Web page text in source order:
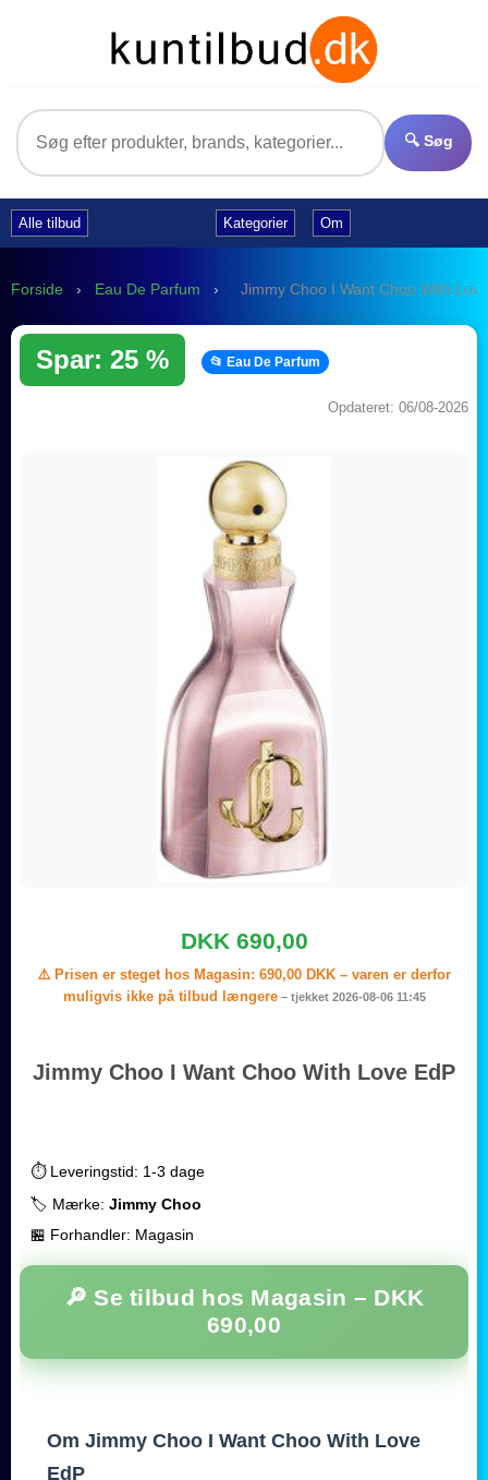
🔍 Søg
Alle tilbud Kategorier Om
Forside › Eau De Parfum › Jimmy Choo I Want Choo With
Spar: 25 % 📂 Eau De Parfum
Opdateret: 06/08-2026
DKK 690,00
⚠️ Prisen er steget hos Magasin: 690,00 DKK – varen er derfor
muligvis ikke på tilbud længere– tjekket 2026-08-06 11:45
Jimmy Choo I Want Choo With Love EdP
⏱️ Leveringstid: 1-3 dage
🏷️ Mærke: Jimmy Choo
🏪 Forhandler: Magasin
🔎 Se tilbud hos Magasin – DKK
690,00
Om Jimmy Choo I Want Choo With Love
EdP